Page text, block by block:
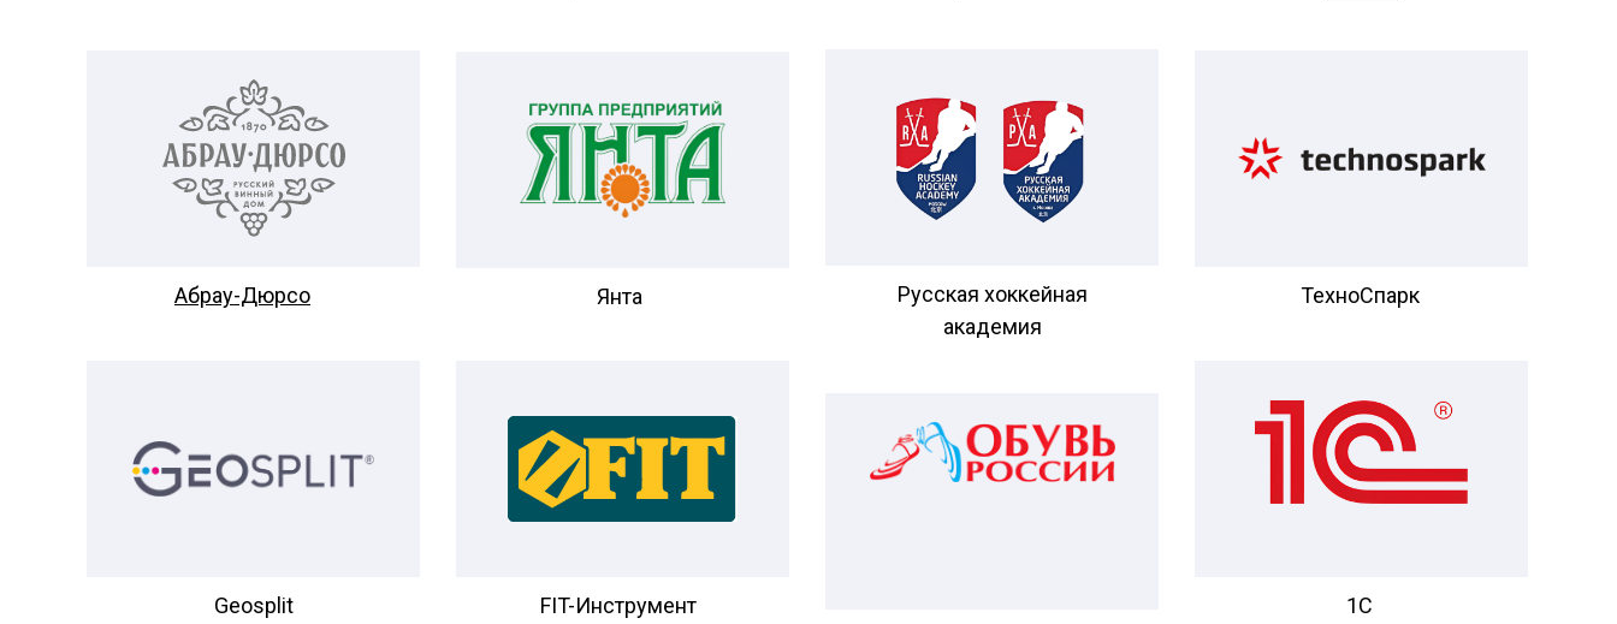
FIT-Инструмент
Geosplit
Абрау-Дюрсо Янта ТехноСпарк
1C
Русская хоккейная
академия